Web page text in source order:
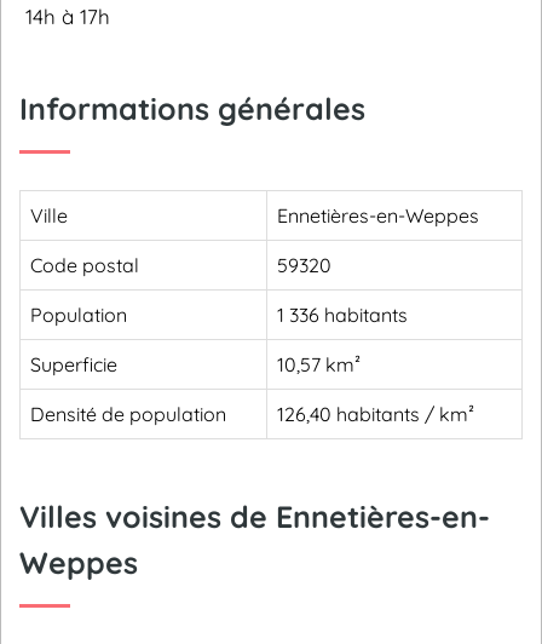
14h à 17h
Informations générales
Ville Ennetières-en-Weppes
Code postal 59320
Population 1 336 habitants
Superficie 10,57 km²
Densité de population 126,40 habitants / km²
Villes voisines de Ennetières-en-
Weppes